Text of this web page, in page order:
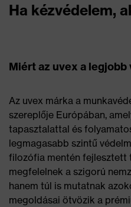
Ha kézvédelem,
Miért az uvex a legjobb
Az uvex márka a
szereplője Európában,
tapasztalattal és
legmagasabb szintű
filozófia mentén fejlesztett
megfelelnek a szigorú
hanem túl is mutatnak
megoldásai ötvözik a